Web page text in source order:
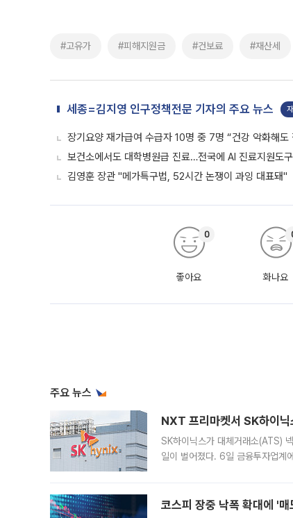
#고유가 #피해지원금 #건보료 #재산세
세종=김지영 인구정책전문 기자의 주요 뉴스
장기요양 재가급여 수급자 10명 중 7명 “건강 악화해도
보건소에서도 대학병원급 진료…전국에 AI 진료지원도
김영훈 장관 "메가특구법, 52시간 논쟁이 과잉 대표돼"
좋아요
0
화나요
주요 뉴스
NXT 프리마켓서 SK하이닉
SK하이닉스가 대체거래소(ATS)
일이 벌어졌다. 6일 금융투자업계
코스피 장중 낙폭 확대에 '